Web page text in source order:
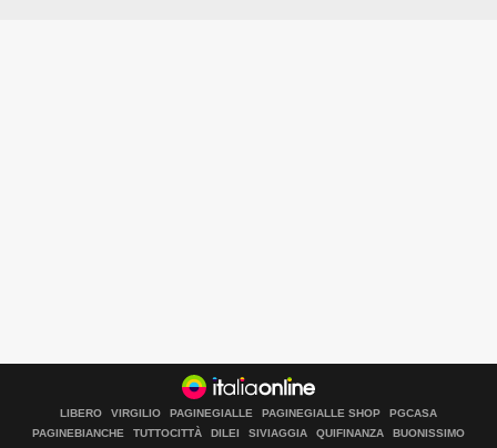
LIBERO VIRGILIO PAGINEGIALLE PAGINEGIALLE SHOP
PGCASA
PAGINEBIANCHE
TUTTOCITTÀ DILEI SIVIAGGIA QUIFINANZA
BUONISSIMO